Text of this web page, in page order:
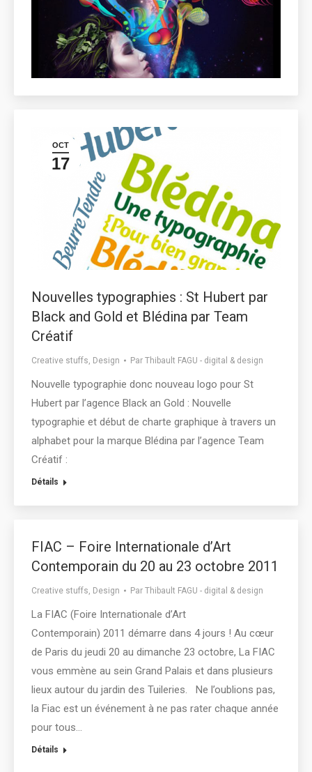
OCT
17
Nouvelles typographies : St Hubert par
Black and Gold et Blédina par Team
Créatif
Creative stuffs Design Par Thibault FAGU - digital & design
Nouvelle typographie donc nouveau logo pour St
Hubert par l’agence Black an Gold : Nouvelle
typographie et début de charte graphique à travers un
alphabet pour la marque Blédina par l’agence Team
Créatif :
Détails
FIAC – Foire Internationale d’Art
Contemporain du 20 au 23 octobre 2011
Creative stuffs Design Par Thibault FAGU - digital & design
La FIAC (Foire Internationale d’Art
Contemporain) 2011 démarre dans 4 jours ! Au cœur
de Paris du jeudi 20 au dimanche 23 octobre, La FIAC
vous emmène au sein Grand Palais et dans plusieurs
lieux autour du jardin des Tuileries. Ne l’oublions pas,
la Fiac est un événement à ne pas rater chaque année
pour tous…
Détails